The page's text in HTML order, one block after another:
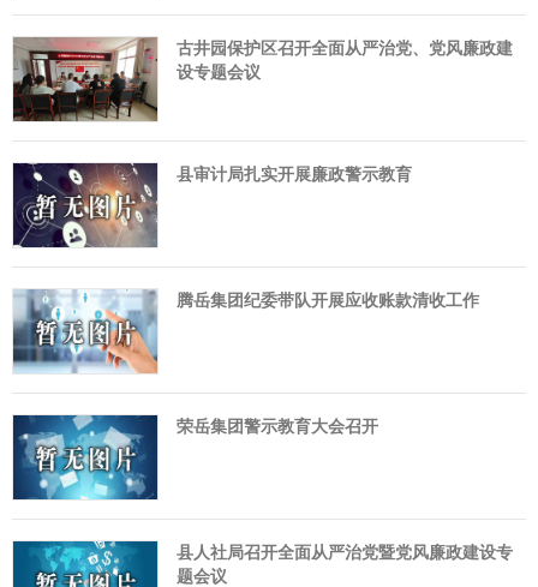
古井园保护区召开全面从严治党、党风廉政建
设专题会议
县审计局扎实开展廉政警示教育
腾岳集团纪委带队开展应收账款清收工作
荣岳集团警示教育大会召开
县人社局召开全面从严治党暨党风廉政建设专
题会议